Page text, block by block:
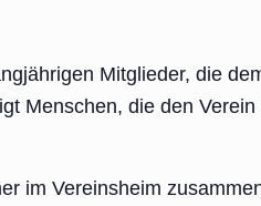
Mitglieder, die
Menschen, die den
im Vereinsheim